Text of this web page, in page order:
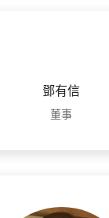
鄧有信
董事